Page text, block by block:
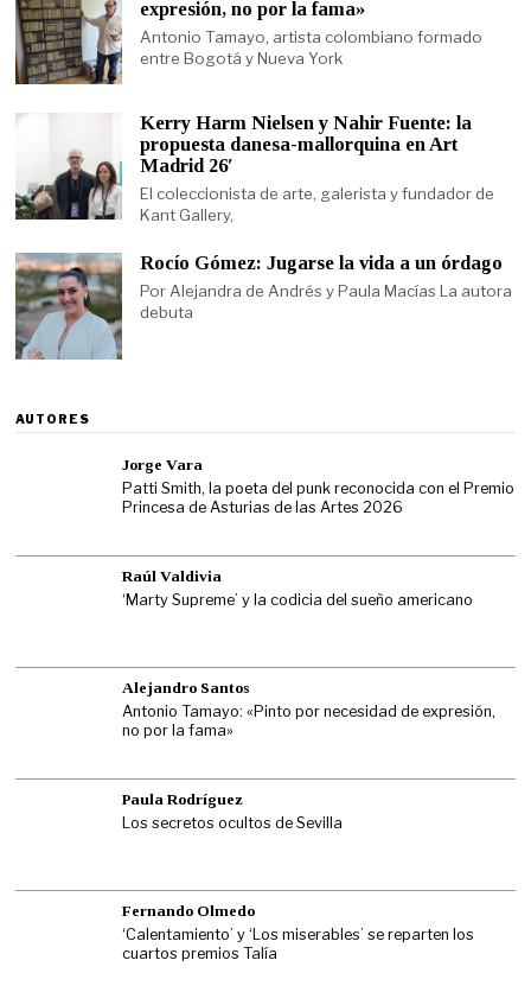
expresión, no por la fama»
Antonio Tamayo, artista colombiano formado
entre Bogotá y Nueva York
Kerry Harm Nielsen y Nahir Fuente: la
propuesta danesa-mallorquina en Art
Madrid 26′
El coleccionista de arte, galerista y fundador de
Kant Gallery,
Rocío Gómez: Jugarse la vida a un órdago
Por Alejandra de Andrés y Paula Macías La autora
debuta
AUTORES
Jorge Vara
Patti Smith, la poeta del punk reconocida con el Premio
Princesa de Asturias de las Artes 2026
Raúl Valdivia
‘Marty Supreme’ y la codicia del sueño americano
Alejandro Santos
Antonio Tamayo: «Pinto por necesidad de expresión,
no por la fama»
Paula Rodríguez
Los secretos ocultos de Sevilla
Fernando Olmedo
‘Calentamiento’ y ‘Los miserables’ se reparten los
cuartos premios Talía